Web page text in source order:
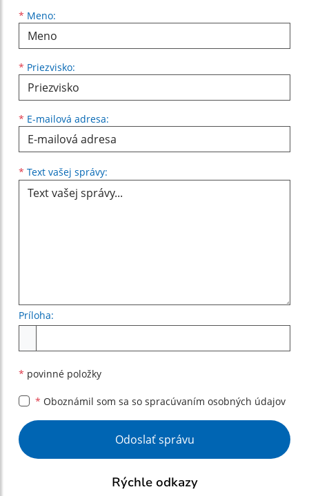
* Meno:
Meno
* Priezvisko:
Priezvisko
* E-mailová adresa:
E-mailová adresa
* Text vašej správy:
Príloha:
* povinné položky
* Oboznámil som sa so spracúvaním osobných údajov
Google reCaptcha Response
Odoslať správu
Rýchle odkazy